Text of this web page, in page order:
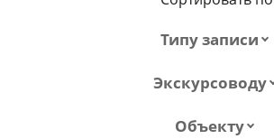
Типу записи
Экскурсоводу
Объекту